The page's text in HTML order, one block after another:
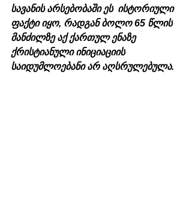
სავანის არსებობაში ეს  ისტორიული
ფაქტი იყო, რადგან ბოლო 65 წლის
მანძილზე აქ ქართულ ენაზე
ქრისტიანული ინიციაციის
საიდუმლოებანი არ აღსრულებულა.